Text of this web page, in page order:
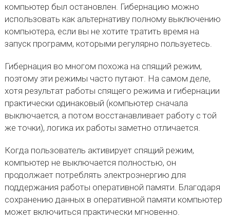
компьютер был остановлен. Гибернацию можно
использовать как альтернативу полному выключению
компьютера, если вы не хотите тратить время на
запуск программ, которыми регулярно пользуетесь.
Гибернация во многом похожа на спящий режим,
поэтому эти режимы часто путают. На самом деле,
хотя результат работы спящего режима и гибернации
практически одинаковый (компьютер сначала
выключается, а потом восстанавливает работу с той
же точки), логика их работы заметно отличается.
Когда пользователь активирует спящий режим,
компьютер не выключается полностью, он
продолжает потреблять электроэнергию для
поддержания работы оперативной памяти. Благодаря
сохранению данных в оперативной памяти компьютер
может включиться практически мгновенно.